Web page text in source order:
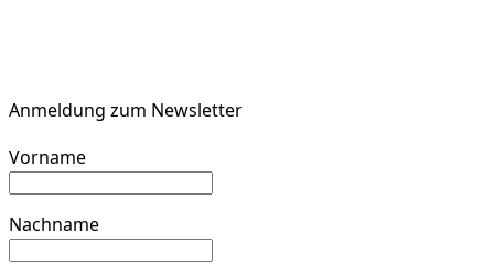
Anmeldung zum Newsletter
Vorname
Nachname